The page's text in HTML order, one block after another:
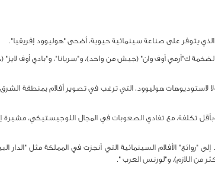
يتوفر على صناعة سينمائية حيوية، أضحى "هوليوود إفريقيا".
وجهة مفضلة للإنتاجات السينمائية الضخمة ك"أرمي أوف وان" (جيش من واحد)، و"سريانا"، و"بادي
لاستوديوهات هوليوود، التي ترغب في تصوير أفلام بمنطقة
تكلفة، مع تفادي الصعوبات في المجال اللوجيستيكي، مشيرة
الأفلام السينمائية التي أنجزت في المملكة مثل "الدار
من اللازم)، و"لورنس العرب ".